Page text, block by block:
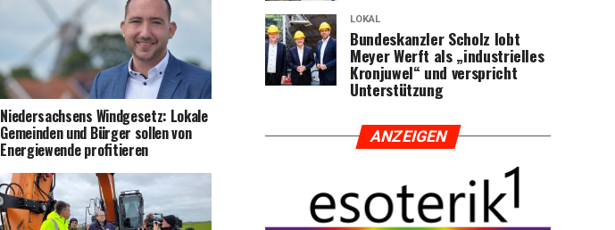
Nie­der­sach­sens Wind­ge­setz: Loka­le
Gemein­den und Bür­ger sol­len von
Ener­gie­wen­de profitieren
LOKAL
Bun­des­kanz­ler Scholz lobt
Mey­er Werft als „indus­tri­el­les
Kron­ju­wel“ und ver­spricht
Unterstützung
ANZEI­GEN